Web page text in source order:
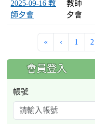
2025-09-16 教
師夕會
教師
夕會
« ‹ 1 2
:::
會員登入
帳號